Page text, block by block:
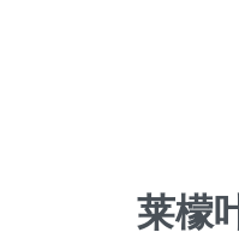
莱檬